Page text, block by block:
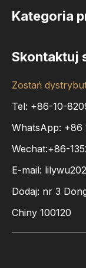
Kategoria
Skontaktuj
Zostań
Tel: +86-10-
WhatsApp: +86
Wechat:+86-
E-mail:
Dodaj: nr 3
Chiny 100120